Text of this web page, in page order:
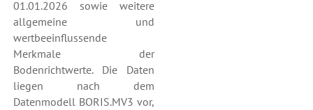
01.01.2026 sowie weitere
allgemeine und
wertbeeinflussende
Merkmale der
Bodenrichtwerte. Die Daten
liegen nach dem
Datenmodell BORIS.MV3 vor,